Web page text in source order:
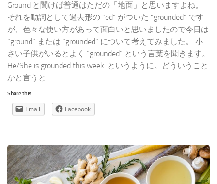
Ground と聞けば普通はただの「地面」と思いますよね。
それを動詞として過去形の “ed” がついた “grounded” です
が、色々な使い方があって面白いと思いましたので今日は
“ground” または “grounded” について考えてみました。 小
さい子供がいるとよく “grounded” という言葉を聞きます。
He/She is grounded this week. というように。どういうこと
かと言うと
Share this:
Email Facebook